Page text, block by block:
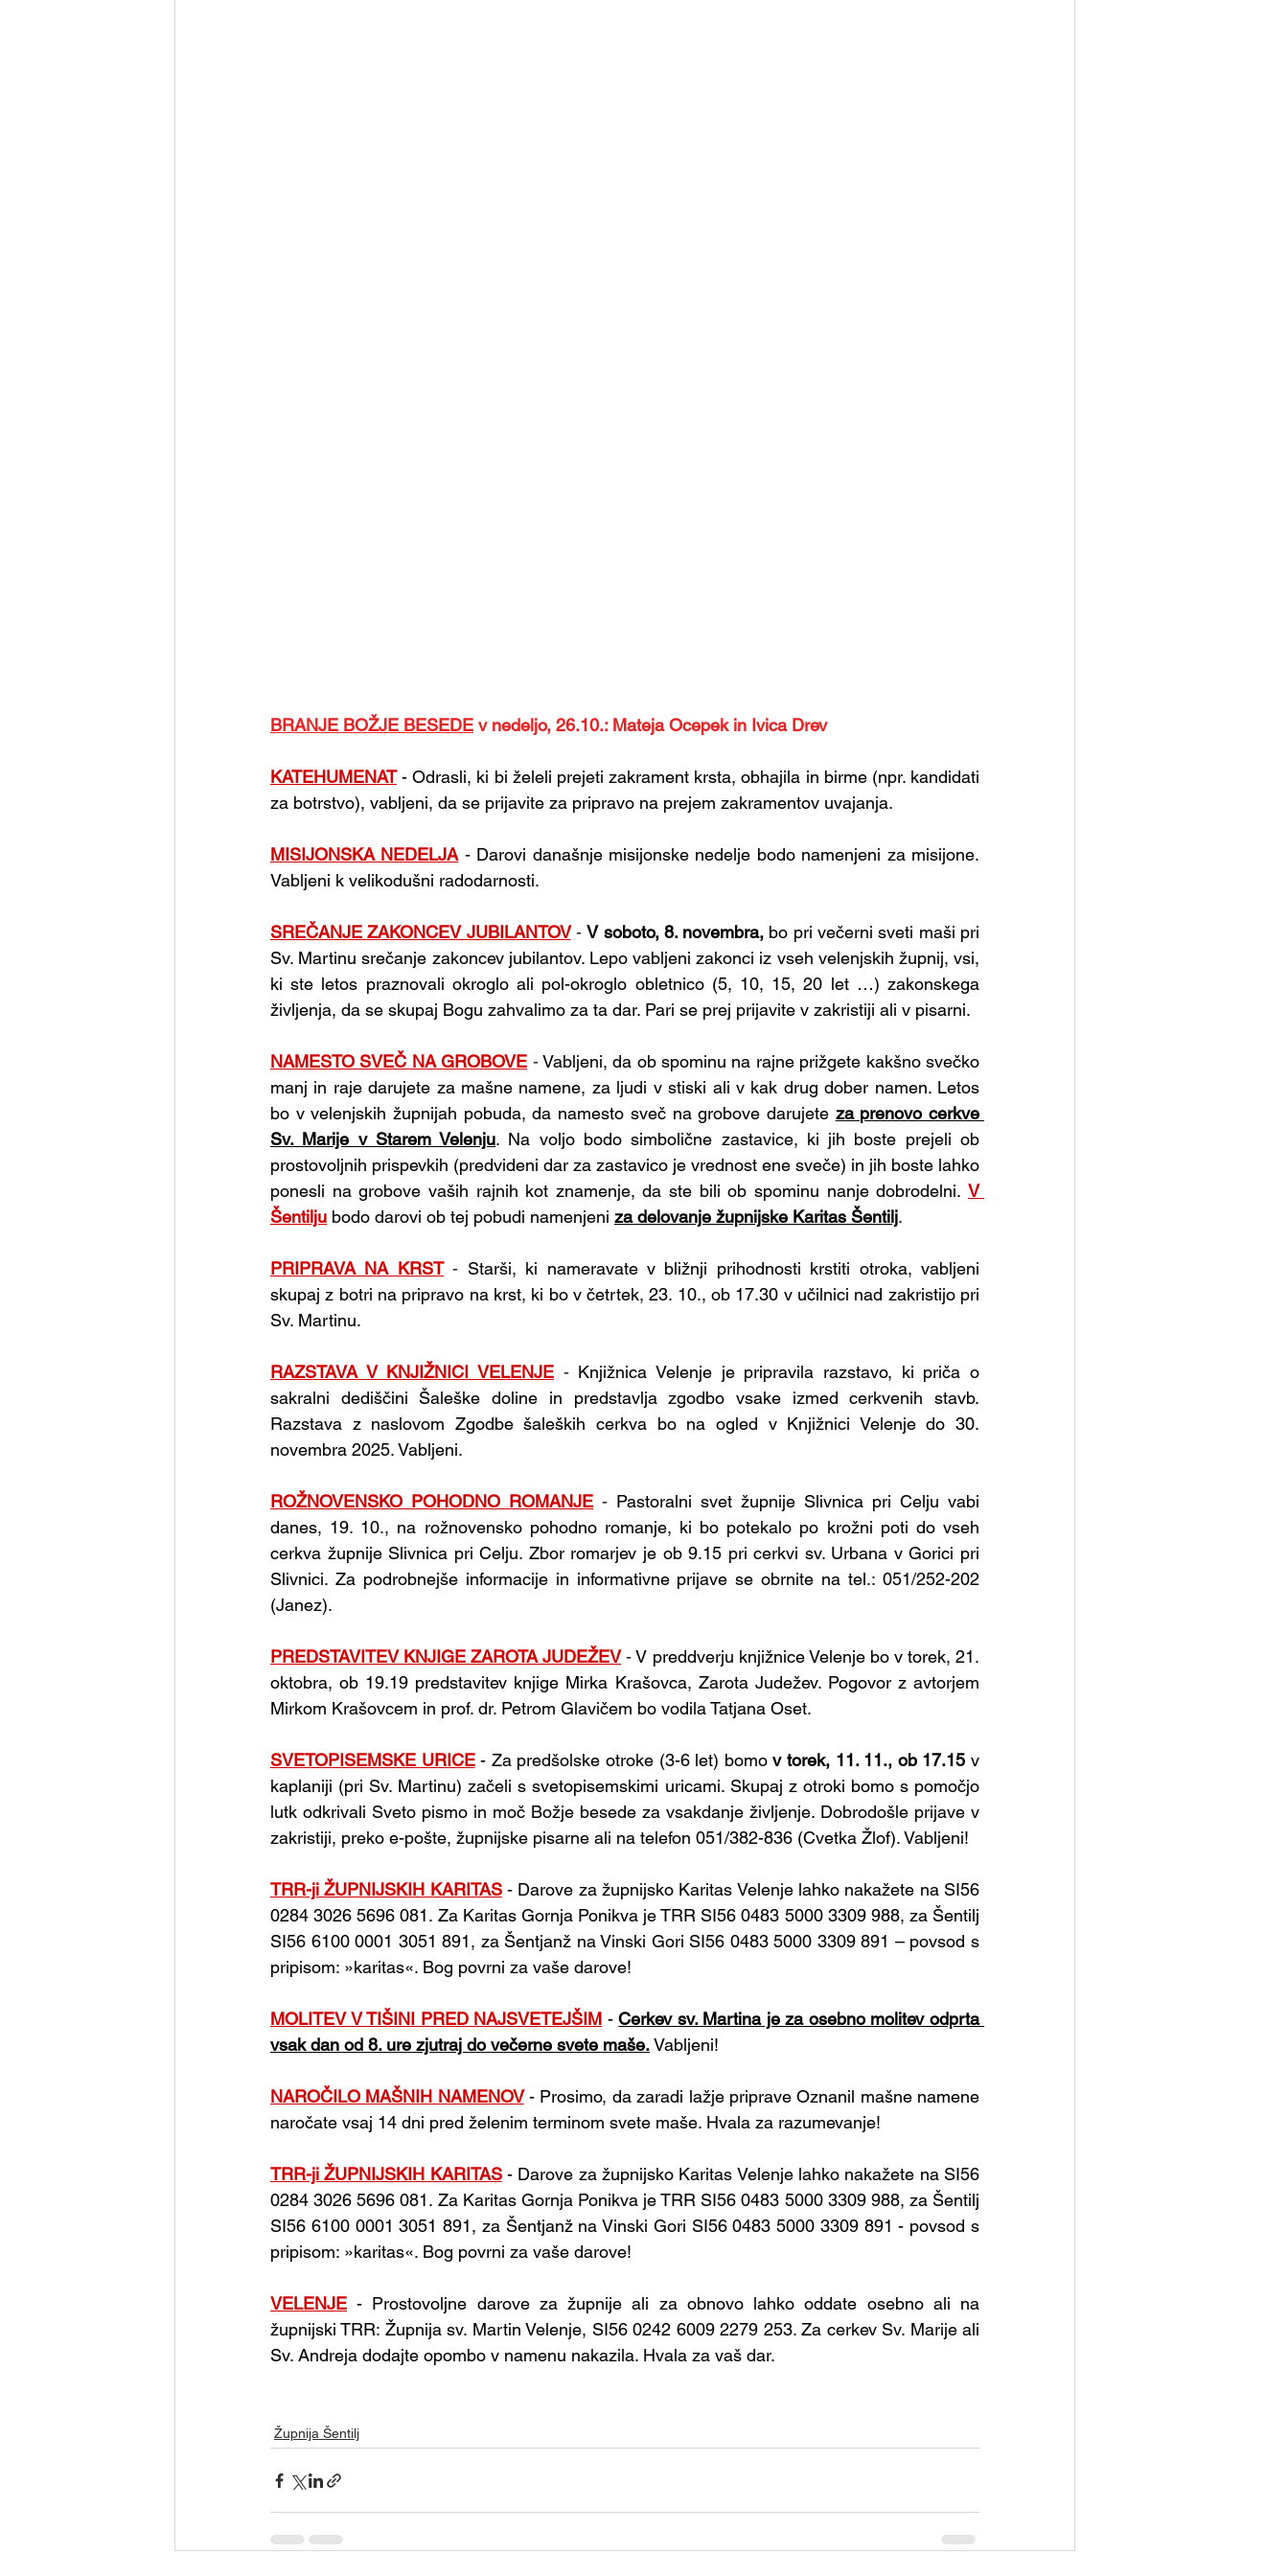
BRANJE BOŽJE BESEDE v nedeljo, 26.10.: Mateja Ocepek in Ivica Drev
KATEHUMENAT - Odrasli, ki bi želeli prejeti zakrament krsta, obhajila in birme (npr. kandidati
za botrstvo), vabljeni, da se prijavite za pripravo na prejem zakramentov uvajanja.
MISIJONSKA NEDELJA - Darovi današnje misijonske nedelje bodo namenjeni za misijone.
Vabljeni k velikodušni radodarnosti.
SREČANJE ZAKONCEV JUBILANTOV - V soboto, 8. novembra, bo pri večerni sveti maši pri
Sv. Martinu srečanje zakoncev jubilantov. Lepo vabljeni zakonci iz vseh velenjskih župnij, vsi,
ki ste letos praznovali okroglo ali pol-okroglo obletnico (5, 10, 15, 20 let …) zakonskega
življenja, da se skupaj Bogu zahvalimo za ta dar. Pari se prej prijavite v zakristiji ali v pisarni.
NAMESTO SVEČ NA GROBOVE - Vabljeni, da ob spominu na rajne prižgete kakšno svečko
manj in raje darujete za mašne namene, za ljudi v stiski ali v kak drug dober namen. Letos
bo v velenjskih župnijah pobuda, da namesto sveč na grobove darujete za prenovo cerkve
Sv. Marije v Starem Velenju. Na voljo bodo simbolične zastavice, ki jih boste prejeli ob
prostovoljnih prispevkih (predvideni dar za zastavico je vrednost ene sveče) in jih boste lahko
ponesli na grobove vaših rajnih kot znamenje, da ste bili ob spominu nanje dobrodelni. V
Šentilju bodo darovi ob tej pobudi namenjeni za delovanje župnijske Karitas Šentilj.
PRIPRAVA NA KRST - Starši, ki nameravate v bližnji prihodnosti krstiti otroka, vabljeni
skupaj z botri na pripravo na krst, ki bo v četrtek, 23. 10., ob 17.30 v učilnici nad zakristijo pri
Sv. Martinu.
RAZSTAVA V KNJIŽNICI VELENJE - Knjižnica Velenje je pripravila razstavo, ki priča o
sakralni dediščini Šaleške doline in predstavlja zgodbo vsake izmed cerkvenih stavb.
Razstava z naslovom Zgodbe šaleških cerkva bo na ogled v Knjižnici Velenje do 30.
novembra 2025. Vabljeni.
ROŽNOVENSKO POHODNO ROMANJE - Pastoralni svet župnije Slivnica pri Celju vabi
danes, 19. 10., na rožnovensko pohodno romanje, ki bo potekalo po krožni poti do vseh
cerkva župnije Slivnica pri Celju. Zbor romarjev je ob 9.15 pri cerkvi sv. Urbana v Gorici pri
Slivnici. Za podrobnejše informacije in informativne prijave se obrnite na tel.: 051/252-202
(Janez).
PREDSTAVITEV KNJIGE ZAROTA JUDEŽEV - V preddverju knjižnice Velenje bo v torek, 21.
oktobra, ob 19.19 predstavitev knjige Mirka Krašovca, Zarota Judežev. Pogovor z avtorjem
Mirkom Krašovcem in prof. dr. Petrom Glavičem bo vodila Tatjana Oset.
SVETOPISEMSKE URICE - Za predšolske otroke (3-6 let) bomo v torek, 11. 11., ob 17.15 v
kaplaniji (pri Sv. Martinu) začeli s svetopisemskimi uricami. Skupaj z otroki bomo s pomočjo
lutk odkrivali Sveto pismo in moč Božje besede za vsakdanje življenje. Dobrodošle prijave v
zakristiji, preko e-pošte, župnijske pisarne ali na telefon 051/382-836 (Cvetka Žlof). Vabljeni!
TRR-ji ŽUPNIJSKIH KARITAS - Darove za župnijsko Karitas Velenje lahko nakažete na SI56
0284 3026 5696 081. Za Karitas Gornja Ponikva je TRR SI56 0483 5000 3309 988, za Šentilj
SI56 6100 0001 3051 891, za Šentjanž na Vinski Gori SI56 0483 5000 3309 891 – povsod s
pripisom: »karitas«. Bog povrni za vaše darove!
MOLITEV V TIŠINI PRED NAJSVETEJŠIM - Cerkev sv. Martina je za osebno molitev odprta
vsak dan od 8. ure zjutraj do večerne svete maše. Vabljeni!
NAROČILO MAŠNIH NAMENOV - Prosimo, da zaradi lažje priprave Oznanil mašne namene
naročate vsaj 14 dni pred želenim terminom svete maše. Hvala za razumevanje!
TRR-ji ŽUPNIJSKIH KARITAS - Darove za župnijsko Karitas Velenje lahko nakažete na SI56
0284 3026 5696 081. Za Karitas Gornja Ponikva je TRR SI56 0483 5000 3309 988, za Šentilj
SI56 6100 0001 3051 891, za Šentjanž na Vinski Gori SI56 0483 5000 3309 891 - povsod s
pripisom: »karitas«. Bog povrni za vaše darove!
VELENJE - Prostovoljne darove za župnije ali za obnovo lahko oddate osebno ali na
župnijski TRR: Župnija sv. Martin Velenje, SI56 0242 6009 2279 253. Za cerkev Sv. Marije ali
Sv. Andreja dodajte opombo v namenu nakazila. Hvala za vaš dar.
Župnija Šentilj